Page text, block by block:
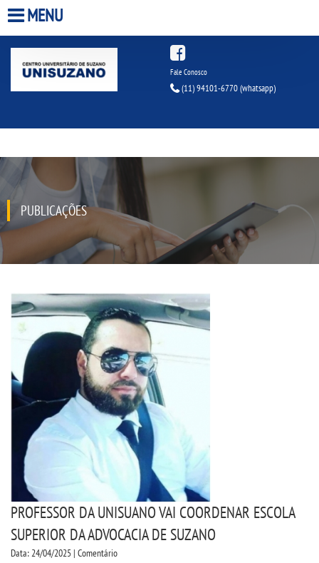
QUEM SOMOS
ESTÃ¡GIOS
INFRAESTRUTURA
BIBLIOTECA
CPA
COLAP
ATENDIMENTO PSICOPEDAGÃ³GICO
CURSOS
BACHARELADOS
MENU
Fale Conosco
(11) 94101-6770(whatsapp)
PUBLICAÇÕES
PROFESSOR DA UNISUANO VAI COORDENAR ESCOLA
SUPERIOR DA ADVOCACIA DE SUZANO
Data: 24/04/2025 | Comentário